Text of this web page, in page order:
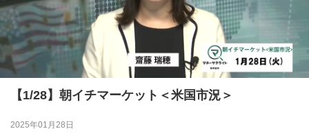
【1/28】朝イチマーケット＜米国市況＞
2025年01月28日